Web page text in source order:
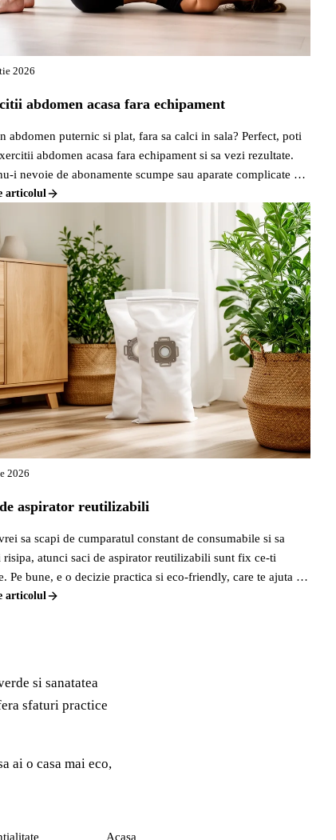
2026
abdomen acasa fara echipament
abdomen puternic si plat, fara sa calci in sala? Perfect, poti
abdomen acasa fara echipament si sa vezi rezultate.
i nevoie de abonamente scumpe sau aparate complicate ca
zona asta.
articolul
2026
aspirator reutilizabili
sa scapi de cumparatul constant de consumabile si sa
risipa, atunci saci de aspirator reutilizabili sunt fix ce-ti
Pe bune, e o decizie practica si eco-friendly, care te ajuta sa
bani pe termen lung si sa contribui la un mediu mai
articolul
si sanatatea
sfaturi practice
ai o casa mai eco,
Acasa